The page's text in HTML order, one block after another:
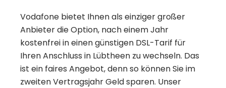
Vodafone bietet Ihnen als einziger großer
Anbieter die Option, nach einem Jahr
kostenfrei in einen günstigen DSL-Tarif für
Ihren Anschluss in Lübtheen zu wechseln. Das
ist ein faires Angebot, denn so können Sie im
zweiten Vertragsjahr Geld sparen. Unser